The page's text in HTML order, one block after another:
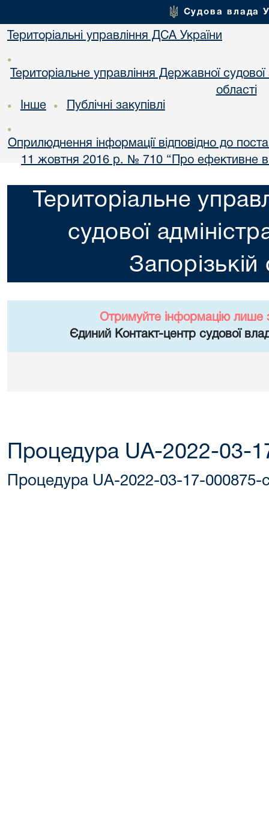
Судова влада
Територіальні управління ДСА України
•
Територіальне управління Державної судової
області
• Інше • Публічні закупівлі
•
Оприлюднення інформації відповідно до
11 жовтня 2016 р. № 710 “Про ефективне
Територіальне
судової
Запорізькій
Отримуйте інформацію лише
Єдиний Контакт-центр судової
Процедура UA-2022-03-
Процедура UA-2022-03-17-000875-